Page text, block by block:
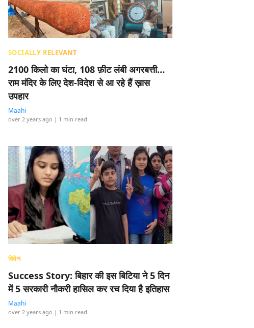
SOCIALLY RELEVANT
2100 किलो का घंटा, 108 फ़ीट लंबी अगरबत्ती…
राम मंदिर के लिए देश-विदेश से आ रहे हैं ख़ास
उपहार
Maahi
over 2 years ago | 1 min read
विमेन
Success Story: बिहार की इस बिटिया ने 5 दिन
में 5 सरकारी नौकरी हासिल कर रच दिया है इतिहास
Maahi
over 2 years ago | 1 min read